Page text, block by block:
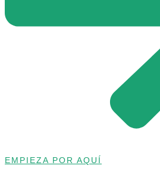
EMPIEZA POR AQUÍ